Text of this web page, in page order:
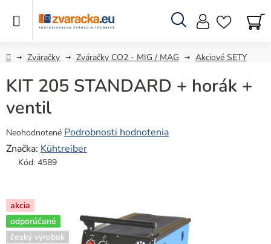
Hľadať
DomovZváračky Zváračky CO2 - MIG / MAG Akciové SETY
KIT 205 STANDARD + horák +
ventil
Priemerné
hodnotenie
produktu
z
5
hviezdičiek.
Neohodnotené Podrobnosti hodnotenia
Značka: Kühtreiber
Kód: 4589
akcia
odporúčané
český výrobok